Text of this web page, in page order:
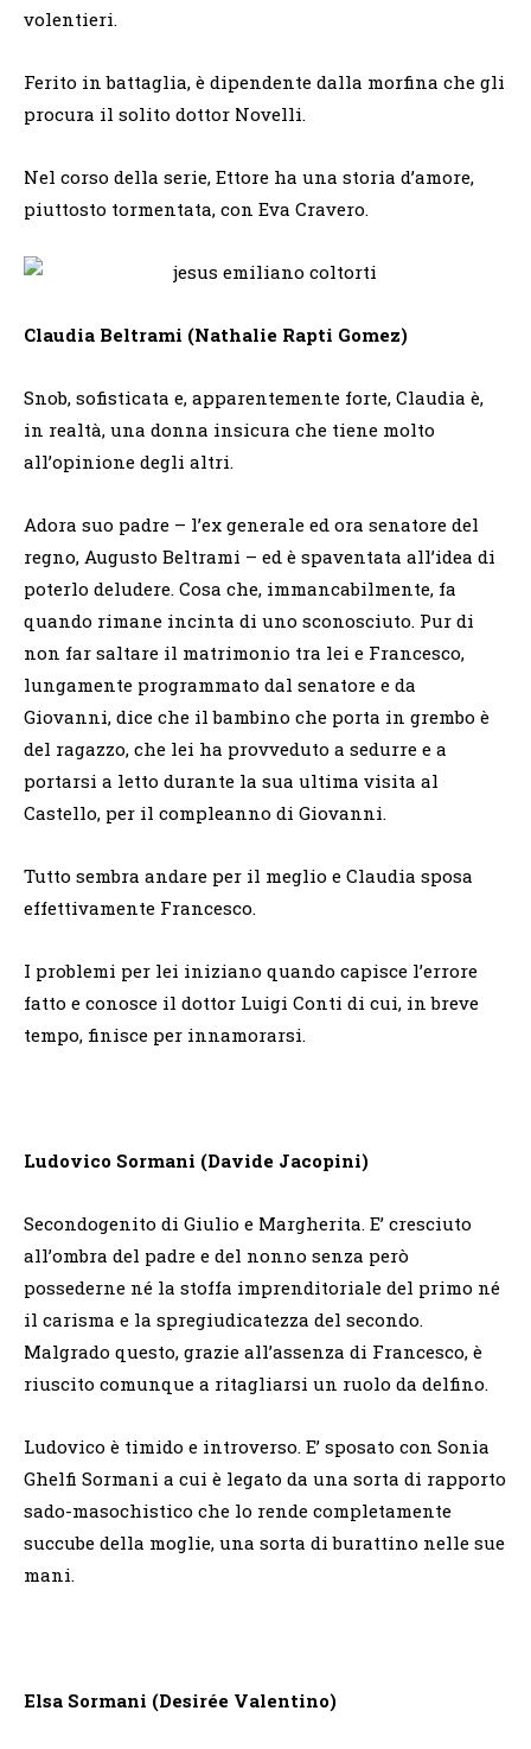
volentieri.
Ferito in battaglia, è dipendente dalla morfina che gli
procura il solito dottor Novelli.
Nel corso della serie, Ettore ha una storia d’amore,
piuttosto tormentata, con Eva Cravero.
Claudia Beltrami (Nathalie Rapti Gomez)
Snob, sofisticata e, apparentemente forte, Claudia è,
in realtà, una donna insicura che tiene molto
all’opinione degli altri.
Adora suo padre – l’ex generale ed ora senatore del
regno, Augusto Beltrami – ed è spaventata all’idea di
poterlo deludere. Cosa che, immancabilmente, fa
quando rimane incinta di uno sconosciuto. Pur di
non far saltare il matrimonio tra lei e Francesco,
lungamente programmato dal senatore e da
Giovanni, dice che il bambino che porta in grembo è
del ragazzo, che lei ha provveduto a sedurre e a
portarsi a letto durante la sua ultima visita al
Castello, per il compleanno di Giovanni.
Tutto sembra andare per il meglio e Claudia sposa
effettivamente Francesco.
I problemi per lei iniziano quando capisce l’errore
fatto e conosce il dottor Luigi Conti di cui, in breve
tempo, finisce per innamorarsi.
Ludovico Sormani (Davide Jacopini)
Secondogenito di Giulio e Margherita. E’ cresciuto
all’ombra del padre e del nonno senza però
possederne né la stoffa imprenditoriale del primo né
il carisma e la spregiudicatezza del secondo.
Malgrado questo, grazie all’assenza di Francesco, è
riuscito comunque a ritagliarsi un ruolo da delfino.
Ludovico è timido e introverso. E’ sposato con Sonia
Ghelfi Sormani a cui è legato da una sorta di rapporto
sado-masochistico che lo rende completamente
succube della moglie, una sorta di burattino nelle sue
mani.
Elsa Sormani (Desirée Valentino)